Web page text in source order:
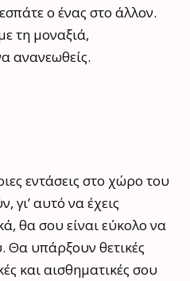
ο ένας στο άλλον.
τη μοναξιά,
ανανεωθείς.
εντάσεις στο χώρο του
γι’ αυτό να έχεις
θα σου είναι εύκολο να
Θα υπάρξουν θετικές
και αισθηματικές σου